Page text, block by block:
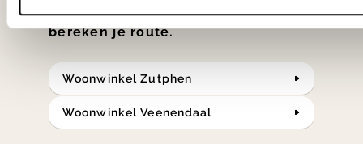
Bekijk onze openingstijden en
bereken je route.
Woonwinkel Zutphen
Woonwinkel Veenendaal